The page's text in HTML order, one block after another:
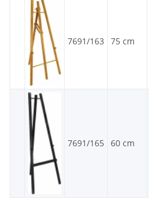
7691/163 75 cm
7691/165 60 cm